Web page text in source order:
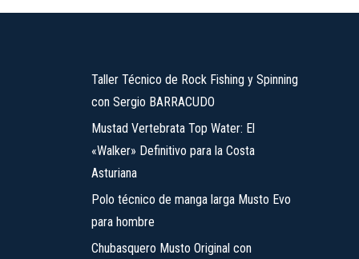
Taller Técnico de Rock Fishing y Spinning
con Sergio BARRACUDO
Mustad Vertebrata Top Water: El
«Walker» Definitivo para la Costa
Asturiana
Polo técnico de manga larga Musto Evo
para hombre
Chubasquero Musto Original con